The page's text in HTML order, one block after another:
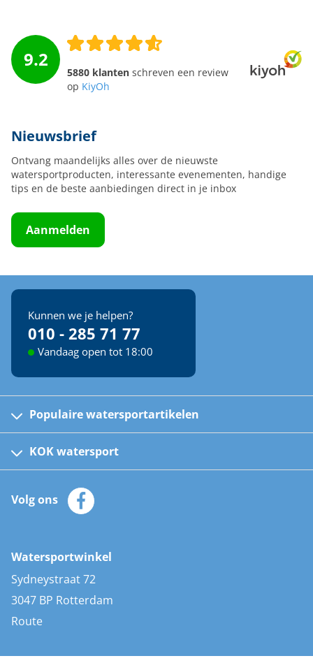
9.2
5880 klanten schreven een review
op KiyOh
Nieuwsbrief
Ontvang maandelijks alles over de nieuwste
watersportproducten, interessante evenementen, handige
tips en de beste aanbiedingen direct in je inbox
Aanmelden
Kunnen we je helpen?
010 - 285 71 77
Vandaag open tot 18:00
Populaire watersportartikelen
Kinder reddingsvesten
Automatische reddingsvesten
Zeilkleding
Zonnepanelen
AIS transponders
Stootwillen en fenders
Bootkussens
Zwemtrappen
KOK watersport
Klantenservice
Merken
Volg ons
Watersportwinkel
Sydneystraat 72
3047 BP Rotterdam
Route